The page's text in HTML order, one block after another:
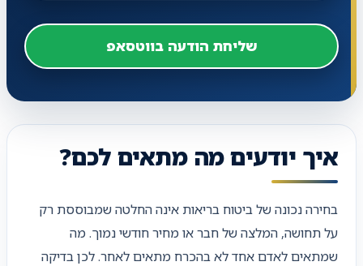
שליחת הודעה בווטסאפ
איך יודעים מה מתאים לכם?
בחירה נכונה של ביטוח בריאות אינה החלטה שמבוססת רק
על תחושה, המלצה של חבר או מחיר חודשי נמוך. מה
שמתאים לאדם אחד לא בהכרח מתאים לאחר. לכן בדיקה